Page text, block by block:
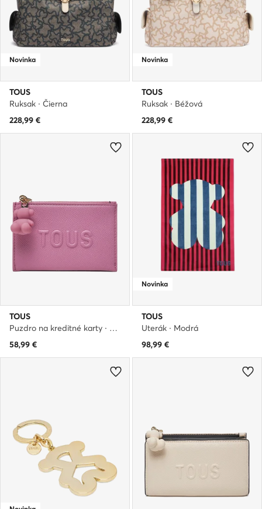
Novinka
TOUS
Ruksak · Čierna
228,99 €
Novinka
TOUS
Ruksak · Béžová
228,99 €
TOUS
Puzdro na kreditné karty · Ružová
58,99 €
Novinka
TOUS
Uterák · Modrá
98,99 €